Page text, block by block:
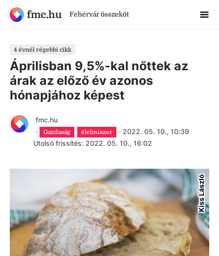
fmc.hu Fehérvár összeköt
4 évnél régebbi cikk
Áprilisban 9,5%-kal nőttek az
árak az előző év azonos
hónapjához képest
fmc.hu
·
Gazdaság élelmiszer · 2022. 05. 10., 10:39
Utolsó frissítés: 2022. 05. 10., 16:02
Kiss László